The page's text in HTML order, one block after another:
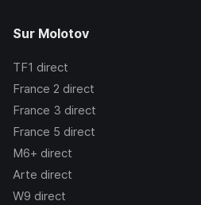
Sur Molotov
TF1 direct
France 2 direct
France 3 direct
France 5 direct
M6+ direct
Arte direct
W9 direct